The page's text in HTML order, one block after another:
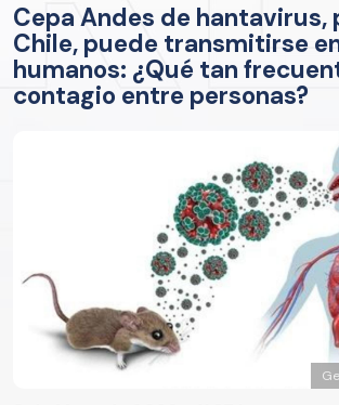
Cepa Andes de hantavirus,
Chile, puede transmitirse
humanos: ¿Qué tan
contagio entre personas?